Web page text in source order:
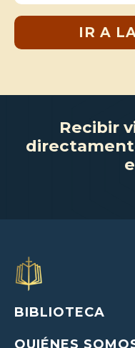
IR A
Recibir
BIBLIOTECA
QUIÉNES